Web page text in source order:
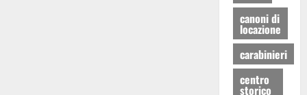
canoni di
locazione
carabinieri
centro
storico